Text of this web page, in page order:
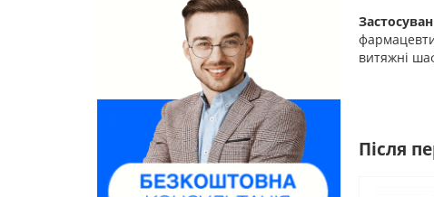
витяжні
Після